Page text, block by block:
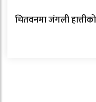
चितवनमा जंगली